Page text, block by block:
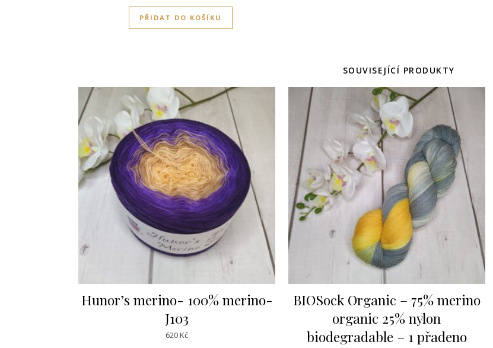
PŘIDAT DO KOŠÍKU
SOUVISEJÍCÍ PRODUKTY
Hunor’s merino- 100% merino-
J103
620Kč
BIOSock Organic – 75% merino
organic 25% nylon
biodegradable – 1 přadeno